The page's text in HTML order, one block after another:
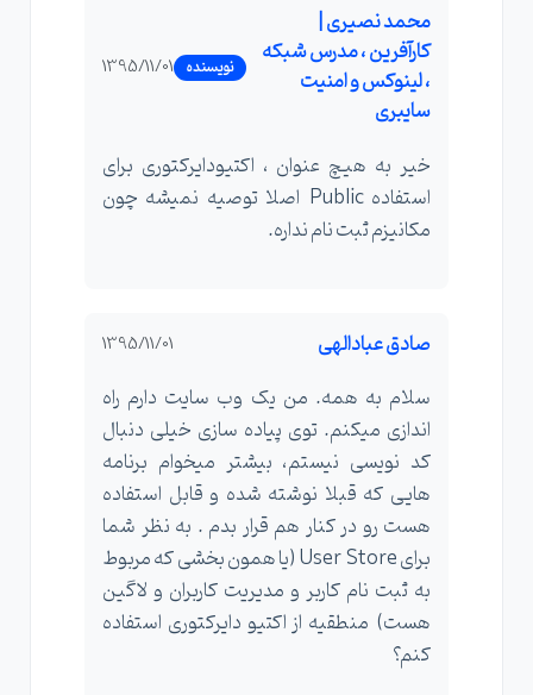
محمد نصیری |
کارآفرین ، مدرس شبکه
، لینوکس و امنیت
سایبری
نویسنده 1395/11/01
خیر به هیچ عنوان ، اکتیودایرکتوری برای
استفاده Public اصلا توصیه نمیشه چون
مکانیزم ثبت نام نداره.
صادق عبادالهی 1395/11/01
سلام به همه. من یک وب سایت دارم راه
اندازی میکنم. توی پیاده سازی خیلی دنبال
کد نویسی نیستم، بیشتر میخوام برنامه
هایی که قبلا نوشته شده و قابل استفاده
هست رو در کنار هم قرار بدم . به نظر شما
برای User Store (یا همون بخشی که مربوط
به ثبت نام کاربر و مدیریت کاربران و لاگین
هست) منطقیه از اکتیو دایرکتوری استفاده
کنم؟